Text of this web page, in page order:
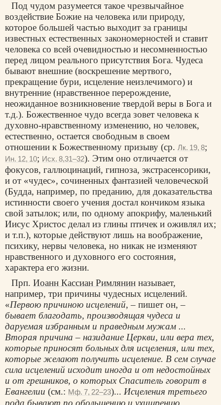
Под чудом разумеется такое чрезвычайное
воздействие Божие на человека или природу,
которое большей частью выходит за границы
известных естественных закономерностей и ставит
человека со всей очевидностью и несомненностью
перед лицом реального присутствия Бога. Чудеса
бывают внешние (воскрешение мертвого,
прекращение бури, исцеление неизлечимого) и
внутренние (нравственное перерождение,
неожиданное возникновение твердой веры в Бога и
т.д.). Божественное чудо всегда зовет человека к
духовно-нравственному изменению, но человек,
естественно, остается свободным в своем
отношении к Божественному призыву (ср. Лк. 19, 8;
Ин. 12, 10; Исх. 8,31–32). Этим оно отличается от
фокусов, галлюцинаций, гипноза, экстрасенсорики,
и от «чудес», сочиненных фантазией человеческой
(Будда, например, по преданию, для доказательства
истинности своего учения достал кончиком языка
свой затылок; или, по одному апокрифу, маленький
Иисус Христос делал из глины птичек и оживлял их;
и т.п.), которые действуют лишь на воображение,
психику, нервы человека, но никак не изменяют
нравственного и духовного его состояния,
характера его жизни.
Прп.Иоанн Кассиан Римлянин называет,
например, три причины чудесных исцелений.
«Первою причиною исцелений, – пишет он, –
бывает благодать, производящая чудеса и
даруемая избранным и праведным мужам ...
Вторая причина – назидание Церкви, или вера тех,
которые приносят больных для исцеления, или тех,
которые желают получить исцеление. В сем случае
сила исцелений исходит иногда и от недостойных
и от грешников, о которых Спаситель говорит в
Евангелии (см.: Мф. 7, 22–23)... Исцеления третьего
рода бывают по обольщению и ухищрению